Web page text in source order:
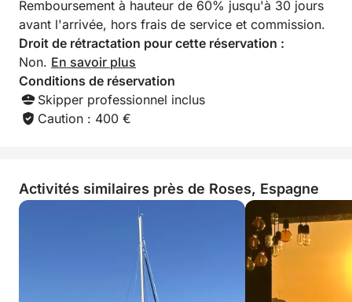
Remboursement à hauteur de 60% jusqu'à 30 jours
avant l'arrivée, hors frais de service et commission.
Droit de rétractation pour cette réservation :
Non. En savoir plus
Conditions de réservation
Skipper professionnel inclus
Caution : 400 €
Activités similaires près de Roses, Espagne